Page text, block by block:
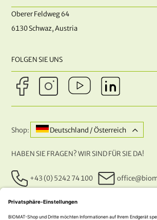
Oberer Feldweg 64
6130 Schwaz, Austria
FOLGEN SIE UNS
Shop: Deutschland / Österreich
HABEN SIE FRAGEN? WIR SIND FÜR SIE DA!
+43 (0) 5242 74 100
UNSERE ZAHLUNGSARTEN